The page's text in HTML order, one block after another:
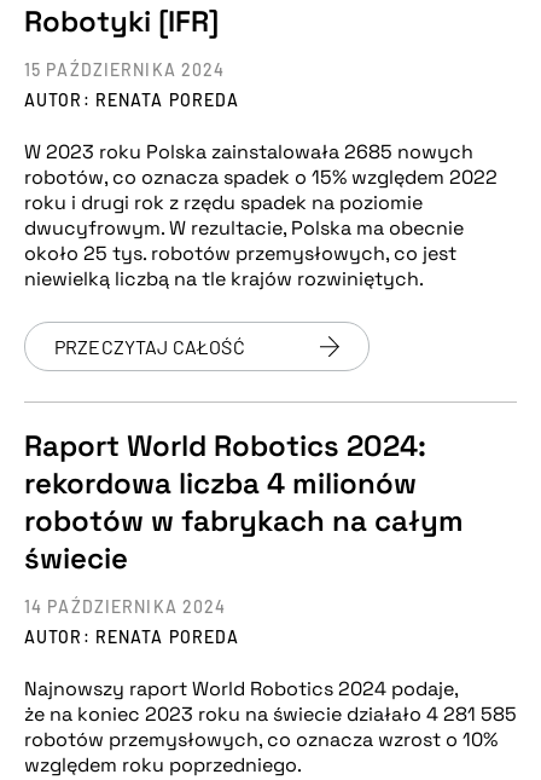
Robotyki [IFR]
AUTOR: RENATA POREDA
15 PAŹDZIERNIKA 2024
W 2023 roku Polska zainstalowała 2685 nowych
robotów, co oznacza spadek o 15% względem 2022
roku i drugi rok z rzędu spadek na poziomie
dwucyfrowym. W rezultacie, Polska ma obecnie
około 25 tys. robotów przemysłowych, co jest
niewielką liczbą na tle krajów rozwiniętych.
PRZECZYTAJ CAŁOŚĆ
Raport World Robotics 2024:
rekordowa liczba 4 milionów
robotów w fabrykach na całym
świecie
AUTOR: RENATA POREDA
14 PAŹDZIERNIKA 2024
Najnowszy raport World Robotics 2024 podaje,
że na koniec 2023 roku na świecie działało 4 281 585
robotów przemysłowych, co oznacza wzrost o 10%
względem roku poprzedniego.